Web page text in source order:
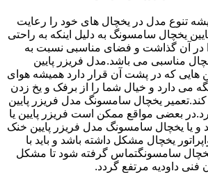
تنوع مدل در یخچال های خود را رعایت
یخچال سامسونگ به دلیل اینکه به راحتی
در آن گذاشت و فضای مناسبی نسبت به
مناسبی می باشد.مدل فریزر پایین
هایی که در پشت آن قرار دارد همیشه هوای
می دارد و خیال شما را از برفک و یخ زدن
یخچال سامسونگ مدل فریزر پایین
بعضی مواقع ممکن است فریزر پایین یا
و یا یخچال سامسونگ مدل فریزر پایین خنک
یخچال مشکل داشته باشد و باید با
یخچال سامسونگتماس گرفته شود تا مشکل
داودیه مرتفع گردد.